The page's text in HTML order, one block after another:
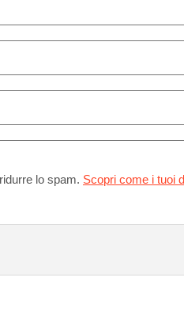
lo spam. Scopri come i tuoi